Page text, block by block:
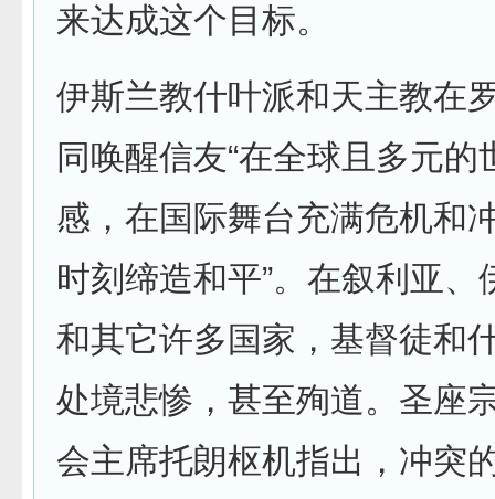
来达成这个目标。
伊斯兰教什叶派和天主教在
同唤醒信友“在全球且多元的
感，在国际舞台充满危机和
时刻缔造和平”。在叙利亚、
和其它许多国家，基督徒和
处境悲惨，甚至殉道。圣座
会主席托朗枢机指出，冲突